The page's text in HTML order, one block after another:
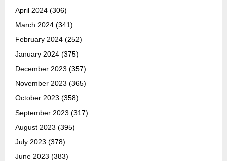
April 2024 (306)
March 2024 (341)
February 2024 (252)
January 2024 (375)
December 2023 (357)
November 2023 (365)
October 2023 (358)
September 2023 (317)
August 2023 (395)
July 2023 (378)
June 2023 (383)